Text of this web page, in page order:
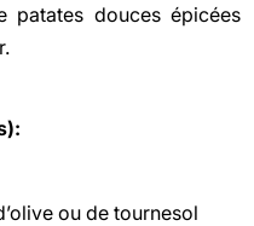
patates douces épicées
ou de tournesol